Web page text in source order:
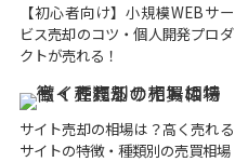
【初心者向け】小規模WEBサー
ビス売却のコツ・個人開発プロダ
クトが売れる！
サイト売却の相場は？高く売れる
サイトの特徴・種類別の売買相場